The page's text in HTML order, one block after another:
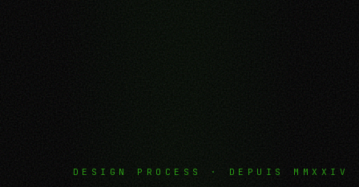
DESIGN PROCESS · DEPUIS MMXXIV